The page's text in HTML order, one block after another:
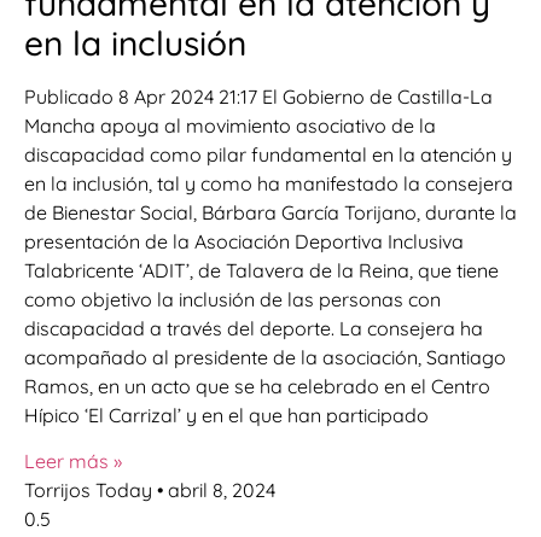
en la inclusión
Publicado 8 Apr 2024 21:17 El Gobierno de Castilla-La
Mancha apoya al movimiento asociativo de la
discapacidad como pilar fundamental en la atención y
en la inclusión, tal y como ha manifestado la consejera
de Bienestar Social, Bárbara García Torijano, durante la
presentación de la Asociación Deportiva Inclusiva
Talabricente ‘ADIT’, de Talavera de la Reina, que tiene
como objetivo la inclusión de las personas con
discapacidad a través del deporte. La consejera ha
acompañado al presidente de la asociación, Santiago
Ramos, en un acto que se ha celebrado en el Centro
Hípico ‘El Carrizal’ y en el que han participado
Leer más »
Torrijos Today
abril 8, 2024